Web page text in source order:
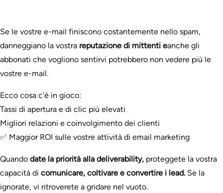
Se le vostre e-mail finiscono costantemente nello spam,
danneggiano la vostra reputazione di mittenti eanche gli
abbonati che vogliono sentirvi potrebbero non vedere più le
vostre e-mail.
Ecco cosa c’è in gioco:
Tassi di apertura e di clic più elevati
Migliori relazioni e coinvolgimento dei clienti
✅ Maggior ROI sulle vostre attività di email marketing
Quando date la priorità alla deliverability, proteggete la vostra
capacità di comunicare, coltivare e convertire i lead. Se la
ignorate, vi ritroverete a gridare nel vuoto.